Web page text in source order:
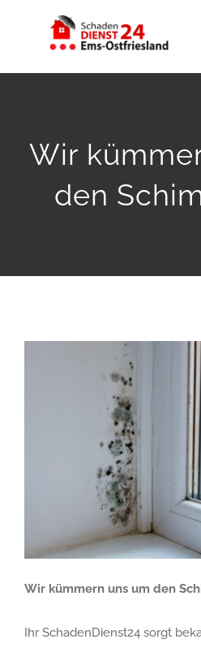
Wir
den
Wir kümmern uns um den
Ihr SchadenDienst24 sorgt